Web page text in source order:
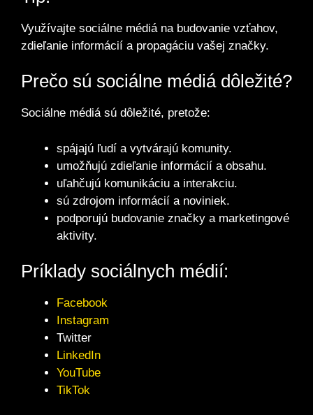
Využívajte sociálne médiá na budovanie vzťahov,
zdieľanie informácií a propagáciu vašej značky.
Prečo sú sociálne médiá dôležité?
Sociálne médiá sú dôležité, pretože:
spájajú ľudí a vytvárajú komunity.
umožňujú zdieľanie informácií a obsahu.
uľahčujú komunikáciu a interakciu.
sú zdrojom informácií a noviniek.
podporujú budovanie značky a marketingové
aktivity.
Príklady sociálnych médií:
Facebook
Instagram
Twitter
LinkedIn
YouTube
TikTok